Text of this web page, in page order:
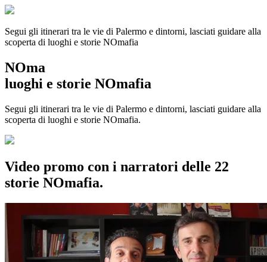
Segui gli itinerari tra le vie di Palermo e dintorni, lasciati guidare alla
scoperta di luoghi e storie NOmafia
NOma
luoghi e storie NOmafia
Segui gli itinerari tra le vie di Palermo e dintorni, lasciati guidare alla
scoperta di luoghi e storie NOmafia.
Video promo con i narratori delle 22
storie NOmafia.